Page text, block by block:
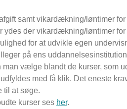
samt vikardækning/løntimer for
ydes der vikardækning/løntimer for
for at udvikle egen
på ens
man vælge blandt de kurser, som
med få klik. Det eneste
til at søge.
kurser ses her.